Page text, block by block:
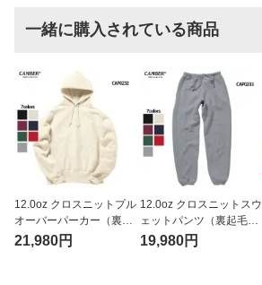
一緒に購入されている商品
12.0oz クロスニットプル
オーバーパーカー（裏起
毛）（CAMBER/キャン
21,980円
12.0oz クロスニットスウ
ェットパンツ（裏起毛）
（CAMBER/キャンバ
19,980円